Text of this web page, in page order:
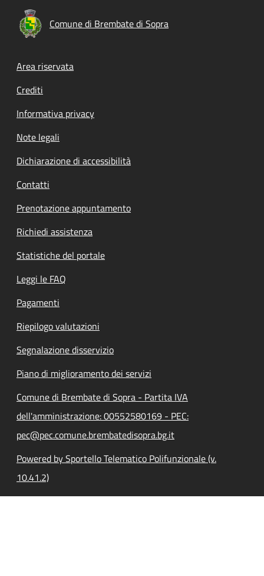
Comune di Brembate di Sopra
Footer menu
Area riservata
Crediti
Informativa privacy
Note legali
Dichiarazione di accessibilità
Contatti
Prenotazione appuntamento
Richiedi assistenza
Statistiche del portale
Leggi le FAQ
Pagamenti
Riepilogo valutazioni
Segnalazione disservizio
Piano di miglioramento dei servizi
Comune di Brembate di Sopra - Partita IVA
dell'amministrazione: 00552580169 - PEC:
pec@pec.comune.brembatedisopra.bg.it
Powered by Sportello Telematico Polifunzionale (v.
10.41.2)